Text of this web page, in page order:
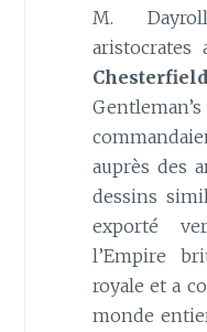
M.
aristocrates
auprès des
dessins
exporté
l’Empire
royale et a
monde